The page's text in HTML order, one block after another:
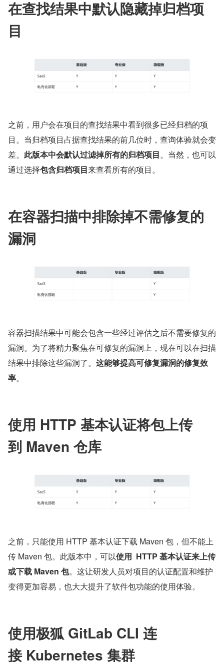
在查找结果中默认隐藏掉归档项
目
之前，用户会在项目的查找结果中看到很多已经归档的项
目。当归档项目占据查找结果的前几位时，查询体验就会变
差。 此版本中会默认过滤掉所有的归档项目。当然，也可以
通过选择包含归档项目来查看所有的项目。
在容器扫描中排除掉不需修复的
漏洞
容器扫描结果中可能会包含一些经过评估之后不需要修复的
漏洞。为了将精力聚焦在可修复的漏洞上，现在可以在扫描
结果中排除这些漏洞了。 这能够提高可修复漏洞的修复效
率。
使用 HTTP 基本认证将包上传
到 Maven 仓库
之前，只能使用 HTTP 基本认证下载 Maven 包，但不能上
传 Maven 包。此版本中，可以使用  HTTP 基本认证来上传
或下载 Maven 包。这让研发人员对项目的认证配置和维护
变得更加容易，也大大提升了软件包功能的使用体验。
使用极狐 GitLab CLI 连
接 Kubernetes 集群